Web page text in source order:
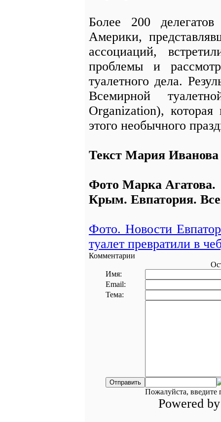
Более 200
Америки,
ассоциаций,
проблемы и
туалетного дела.
Всемирной
Organization),
этого необычного
Текст Мария Иванова
Фото Марка Агатова.
Крым. Евпатория.
Фото. Новости
туалет превратили в
Комментарии
Имя:
Email:
Тема:
Пожалуйста, введите
Powered